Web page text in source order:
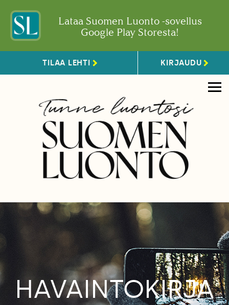
Lataa Suomen Luonto -sovellus
Google Play Storesta!
TILAA LEHTI KIRJAUDU
HAVAINTOKIRJA